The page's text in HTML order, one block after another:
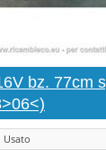
bz. 77cm
Usato